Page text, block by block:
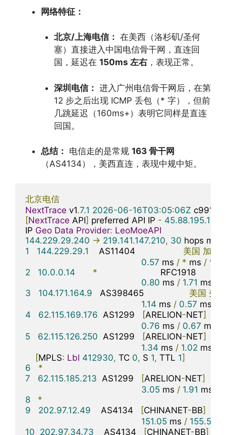
网络特征：
北京/上海电信： 在美西（洛杉矶/圣何
塞）直接进入中国电信骨干网，直连回
国，延迟在 150ms 左右，表现正常。
深圳电信： 进入广州电信骨干网后，在第
12 步之后出现 ICMP 丢包（* 字），但前
几跳延迟（160ms+）表明它同样是直连
回国。
总结： 电信走的是常规 163 骨干网
（AS4134），美西直连，表现中规中矩。
北京电信
NextTrace v1.7.1 2026-06-16T03:05:06Z
[NextTrace API] preferred API IP - 45.88.195.154
IP Geo Data Provider: LeoMoeAPI
144.229.29.240 -> 219.141.147.210, 30 hops max
1
144.229.29.1
    AS11404
美国 加利
0.57 ms / * ms / *
2
10.0.0.14 *
                         RFC1918
0.80 ms / 1.71 ms
3
104.171.164.9
   AS398465
美国 弗
1.14 ms / 0.57 ms
4
62.115.169.176
  AS1299
[ARELION-NET]
0.76 ms / 0.67 ms
5
62.115.126.250
  AS1299
[ARELION-NET]
1.34 ms / 1.02 ms
[MPLS: Lbl 412930, TC 0, S 1, TTL 1]
6
*
7
62.115.185.213
  AS1299
[ARELION-NET]
3.05 ms / 1.91 ms
8
*
9
202.97.12.49
    AS4134
[CHINANET-BB]
151.05 ms / 155.54
10 202.97.34.73
    AS4134
[CHINANET-BB]